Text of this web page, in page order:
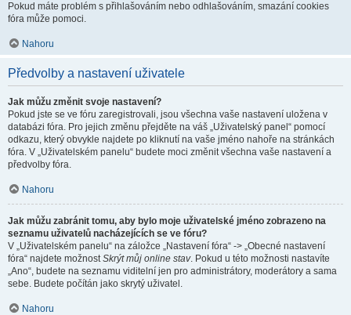
Pokud máte problém s přihlašováním nebo odhlašováním, smazání cookies
fóra může pomoci.
Nahoru
Předvolby a nastavení uživatele
Jak můžu změnit svoje nastavení?
Pokud jste se ve fóru zaregistrovali, jsou všechna vaše nastavení uložena v
databázi fóra. Pro jejich změnu přejděte na váš „Uživatelský panel“ pomocí
odkazu, který obvykle najdete po kliknutí na vaše jméno nahoře na stránkách
fóra. V „Uživatelském panelu“ budete moci změnit všechna vaše nastavení a
předvolby fóra.
Nahoru
Jak můžu zabránit tomu, aby bylo moje uživatelské jméno zobrazeno na
seznamu uživatelů nacházejících se ve fóru?
V „Uživatelském panelu“ na záložce „Nastavení fóra“ -> „Obecné nastavení
fóra“ najdete možnostSkrýt můj online stav. Pokud u této možnosti nastavíte
„Ano“, budete na seznamu viditelní jen pro administrátory, moderátory a sama
sebe. Budete počítán jako skrytý uživatel.
Nahoru